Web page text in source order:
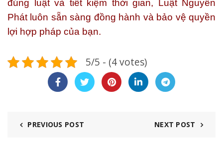
đúng luật và tiết kiệm thời gian, Luật Nguyên
Phát luôn sẵn sàng đồng hành và bảo vệ quyền
lợi hợp pháp của bạn.
5/5 - (4 votes)
PREVIOUS POST NEXT POST